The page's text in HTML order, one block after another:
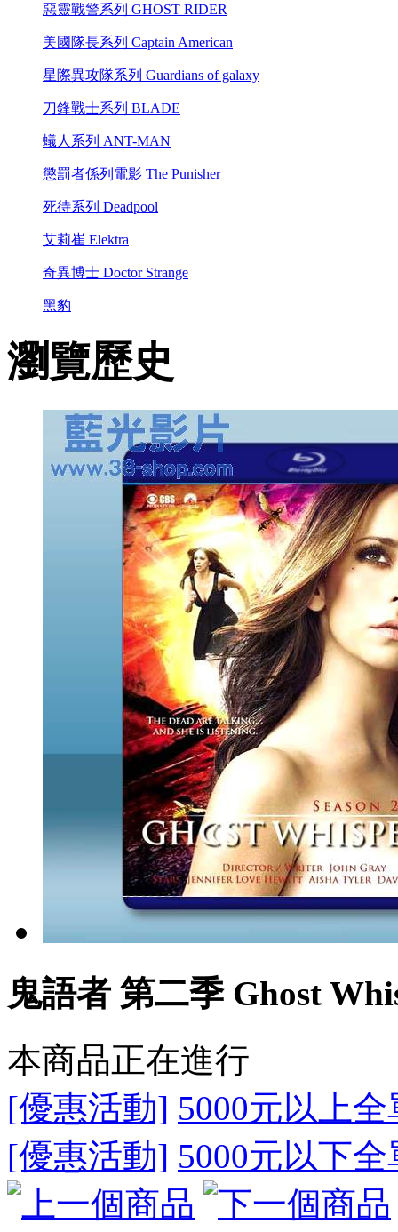
惡靈戰警系列 GHOST RIDER
美國隊長系列 Captain American
星際異攻隊系列 Guardians of galaxy
刀鋒戰士系列 BLADE
蟻人系列 ANT-MAN
懲罰者係列電影 The Punisher
死待系列 Deadpool
艾莉崔 Elektra
奇異博士 Doctor Strange
黑豹
瀏覽歷史
鬼語者 第二季 Ghost
本商品正在進行
[優惠活動] 5000元以上全
[優惠活動] 5000元以下全